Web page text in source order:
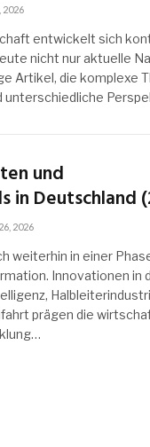
2026
entwickelt sich
nicht nur aktuelle
Artikel, die komplexe
unterschiedliche
und
in Deutschland
2026
weiterhin in einer
Innovationen in
prägen die